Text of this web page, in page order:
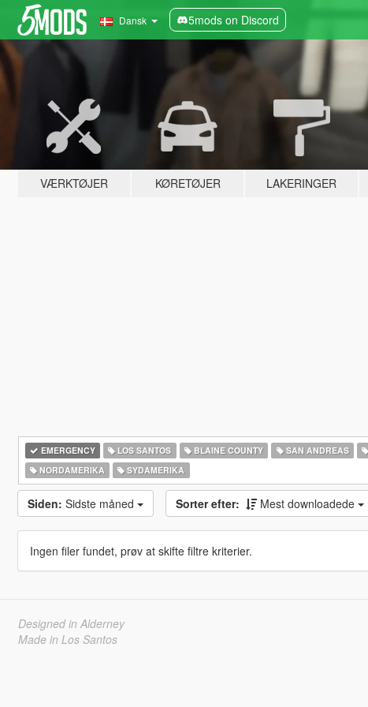
Dansk 5mods on Discord
VÆRKTØJER KØRETØJER LAKERINGER
EMERGENCY LOS SANTOS BLAINE COUNTY SAN ANDREAS
NORDAMERIKA
SYDAMERIKA
Siden: Sidste måned Sorter efter: Mest downloadede
Ingen filer fundet, prøv at skifte filtre kriterier.
Designed in Alderney
Made in Los Santos